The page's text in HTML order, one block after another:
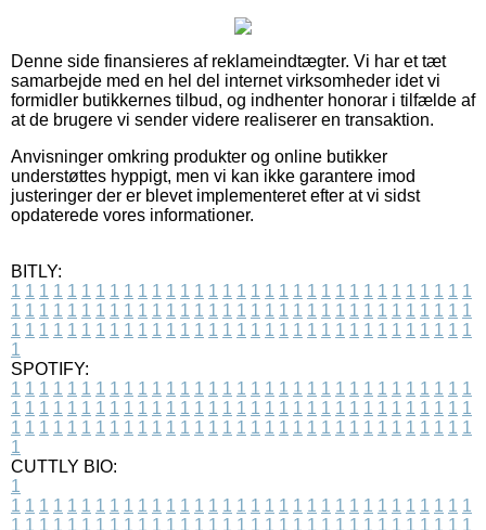
Denne side finansieres af reklameindtægter. Vi har et tæt
samarbejde med en hel del internet virksomheder idet vi
formidler butikkernes tilbud, og indhenter honorar i tilfælde af
at de brugere vi sender videre realiserer en transaktion.
Anvisninger omkring produkter og online butikker
understøttes hyppigt, men vi kan ikke garantere imod
justeringer der er blevet implementeret efter at vi sidst
opdaterede vores informationer.
BITLY:
1 1 1 1 1 1 1 1 1 1 1 1 1 1 1 1 1 1 1 1 1 1 1 1 1 1 1 1 1 1 1 1 1
1 1 1 1 1 1 1 1 1 1 1 1 1 1 1 1 1 1 1 1 1 1 1 1 1 1 1 1 1 1 1 1 1
1 1 1 1 1 1 1 1 1 1 1 1 1 1 1 1 1 1 1 1 1 1 1 1 1 1 1 1 1 1 1 1 1
1
SPOTIFY:
1 1 1 1 1 1 1 1 1 1 1 1 1 1 1 1 1 1 1 1 1 1 1 1 1 1 1 1 1 1 1 1 1
1 1 1 1 1 1 1 1 1 1 1 1 1 1 1 1 1 1 1 1 1 1 1 1 1 1 1 1 1 1 1 1 1
1 1 1 1 1 1 1 1 1 1 1 1 1 1 1 1 1 1 1 1 1 1 1 1 1 1 1 1 1 1 1 1 1
1
CUTTLY BIO:
1
1 1 1 1 1 1 1 1 1 1 1 1 1 1 1 1 1 1 1 1 1 1 1 1 1 1 1 1 1 1 1 1 1
1 1 1 1 1 1 1 1 1 1 1 1 1 1 1 1 1 1 1 1 1 1 1 1 1 1 1 1 1 1 1 1 1